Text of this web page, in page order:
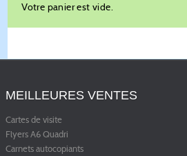
Votre panier est vide.
MEILLEURES VENTES
Cartes de visite
Flyers A6 Quadri
Carnets autocopiants